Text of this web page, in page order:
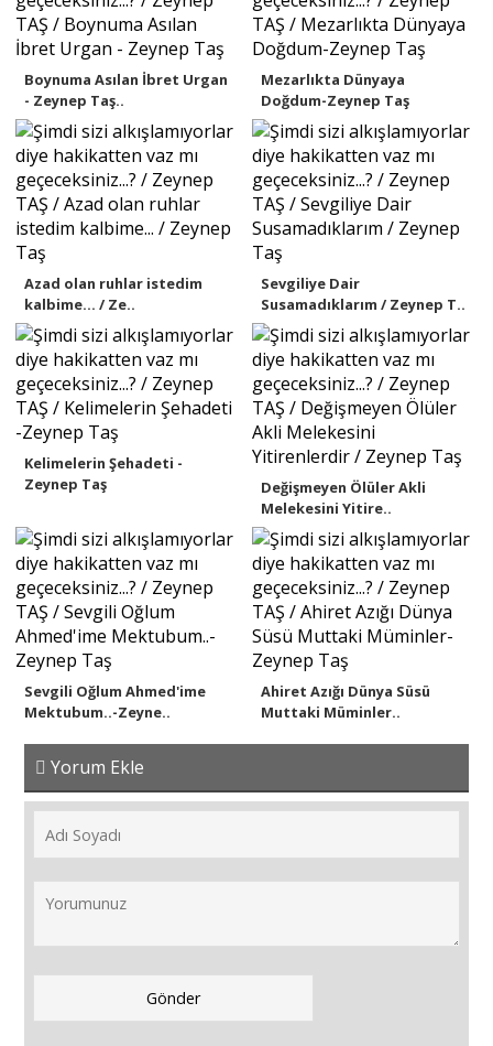
​Boynuma Asılan İbret Urgan
- Zeynep Taş..
Mezarlıkta Dünyaya
Doğdum-Zeynep Taş
Azad olan ruhlar istedim
kalbime... / Ze..
Sevgiliye Dair
Susamadıklarım / Zeynep T..
Kelimelerin Şehadeti -
Zeynep Taş
Değişmeyen Ölüler Akli
Melekesini Yitire..
Sevgili Oğlum Ahmed'ime
Mektubum..-Zeyne..
Ahiret Azığı Dünya Süsü
Muttaki Müminler..
Yorum Ekle